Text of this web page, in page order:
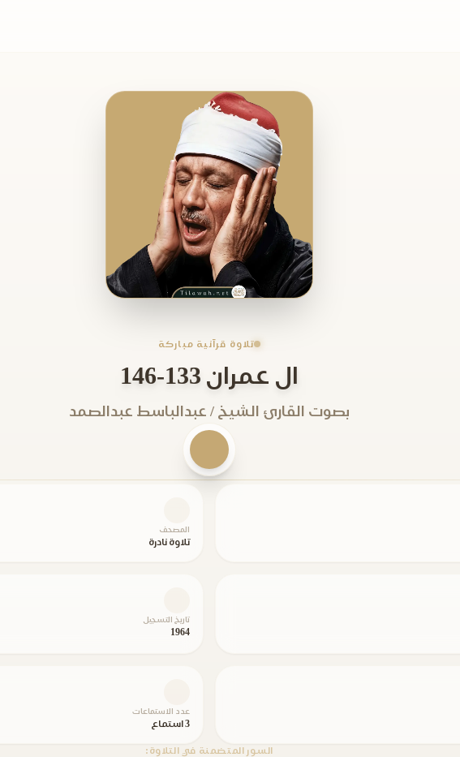
تلاوة قرآنية مباركة
ال عمران 133-146
بصوت القارئ الشيخ / عبدالباسط عبدالصمد
المصحف
تلاوة نادرة
تاريخ التسجيل
1964
عدد الاستماعات
3 استماع
السور المتضمنة في التلاوة: